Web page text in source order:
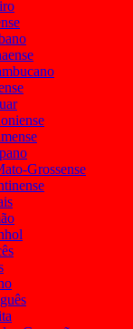
Grossense